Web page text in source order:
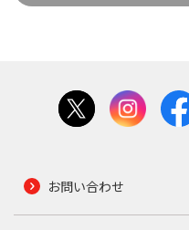
お問い合わせ